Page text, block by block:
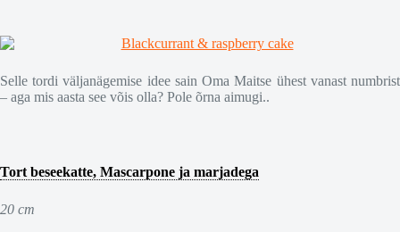
Selle tordi väljanägemise idee sain Oma Maitse ühest vanast numbrist
– aga mis aasta see võis olla? Pole õrna aimugi..
Tort beseekatte, Mascarpone ja marjadega
20 cm